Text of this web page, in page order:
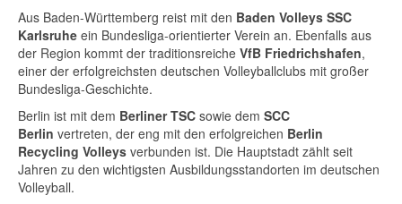
Aus Baden-Württemberg reist mit den Baden Volleys SSC
Karlsruhe ein Bundesliga-orientierter Verein an. Ebenfalls aus
der Region kommt der traditionsreiche VfB Friedrichshafen,
einer der erfolgreichsten deutschen Volleyballclubs mit großer
Bundesliga-Geschichte.
Berlin ist mit dem Berliner TSC sowie dem SCC
Berlin vertreten, der eng mit den erfolgreichen Berlin
Recycling Volleys verbunden ist. Die Hauptstadt zählt seit
Jahren zu den wichtigsten Ausbildungsstandorten im deutschen
Volleyball.